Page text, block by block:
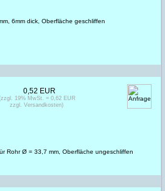
6mm dick, Oberfläche geschliffen
Rohr Ø = 33,7 mm, Oberfläche ungeschliffen
0,52 EUR
19% MwSt. = 0,62 EUR
zzgl. Versandkosten)